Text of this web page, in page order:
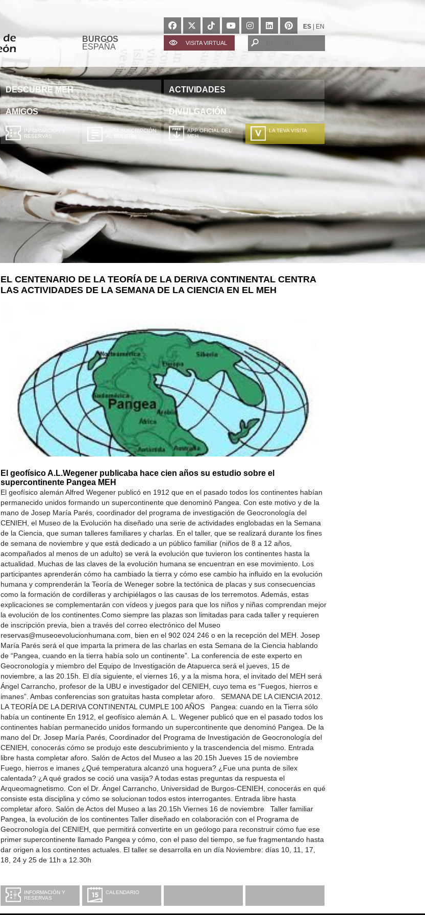
BURGOS
ESPAÑA
ES EN
VISITA VIRTUAL
DESCUBRE MEH ACTIVIDADES
AMIGOS DIVULGACIÓN
INFORMACIÓN Y
RESERVAS
PARA SUSCRIPCIÓN
AL BOLETÍN
APP OFICIAL DEL
MEH
LA TEVA VISITA
A TÚA VISITA
ZURE BISITALDIA
DEIN BESUCH
LA VOSTRA VISITA
A SUA VISITA
EL CENTENARIO DE LA TEORÍA DE LA DERIVA CONTINENTAL CENTRA
LAS ACTIVIDADES DE LA SEMANA DE LA CIENCIA EN EL MEH
El geofísico A.L.Wegener publicaba hace cien años su estudio sobre el
supercontinente Pangea MEH
El geofísico alemán Alfred Wegener publicó en 1912 que en el pasado todos los continentes habían
permanecido unidos formando un supercontinente que denominó Pangea. Con este motivo y de la
mano de Josep María Parés, coordinador del programa de investigación de Geocronología del
CENIEH, el Museo de la Evolución ha diseñado una serie de actividades englobadas en la Semana
de la Ciencia, que suman talleres familiares y charlas. En el taller, que se realizará durante los fines
de semana de noviembre y que está dedicado a un público familiar (niños de 8 a 12 años,
acompañados al menos de un adulto) se verá la evolución que tuvieron los continentes hasta la
actualidad. Muchas de las claves de la evolución humana se encuentran en ese movimiento. Los
participantes aprenderán cómo ha cambiado la tierra y cómo ese cambio ha influido en la evolución
humana y comprenderán la Teoría de Weneger sobre la tectónica de placas y sus consecuencias
como la formación de cordilleras y archipiélagos o las causas de los terremotos. Además, estas
explicaciones se complementarán con vídeos y juegos para que los niños y niñas comprendan mejor
la evolución de los continentes.Como siempre las plazas son limitadas para cada taller y requieren
de inscripción previa, bien a través del correo electrónico del Museo
reservas@museoevolucionhumana.com, bien en el 902 024 246 o en la recepción del MEH. Josep
María Parés será el que imparta la primera de las charlas en esta Semana de la Ciencia hablando
de “Pangea, cuando en la tierra había solo un continente”. La conferencia de este experto en
Geocronología y miembro del Equipo de Investigación de Atapuerca será el jueves, 15 de
noviembre, a las 20.15h. El día siguiente, el viernes 16, y a la misma hora, el invitado del MEH será
Ángel Carrancho, profesor de la UBU e investigador del CENIEH, cuyo tema es “Fuegos, hierros e
imanes”. Ambas conferencias son gratuitas hasta completar aforo. SEMANA DE LA CIENCIA 2012.
LA TEORÍA DE LA DERIVA CONTINENTAL CUMPLE 100 AÑOS Pangea: cuando en la Tierra sólo
había un continente En 1912, el geofísico alemán A. L. Wegener publicó que en el pasado todos los
continentes habían permanecido unidos formando un supercontinente que denominó Pangea. De la
mano del Dr. Josep María Parés, Coordinador del Programa de Investigación de Geocronología del
CENIEH, conocerás cómo se produjo este descubrimiento y la trascendencia del mismo. Entrada
libre hasta completar aforo. Salón de Actos del Museo a las 20.15h Jueves 15 de noviembre
Fuego, hierros e imanes ¿Qué temperatura alcanzó una hoguera? ¿Fue una punta de sílex
calentada? ¿A qué grados se coció una vasija? A todas estas preguntas da respuesta el
Arqueomagnetismo. Con el Dr. Ángel Carrancho, Universidad de Burgos-CENIEH, conocerás en qué
consiste esta disciplina y cómo se solucionan todos estos interrogantes. Entrada libre hasta
completar aforo. Salón de Actos del Museo a las 20.15h Viernes 16 de noviembre Taller familiar
Pangea, la evolución de los continentes Taller diseñado en colaboración con el Programa de
Geocronología del CENIEH, que permitirá convertirte en un geólogo para reconstruir cómo fue ese
primer supercontinente llamado Pangea y cómo, con el paso del tiempo, se fue fragmentando hasta
dar origen a los continentes actuales. El taller se desarrolla en un día Noviembre: días 10, 11, 17,
18, 24 y 25 de 11h a 12.30h
INFORMACIÓN Y
RESERVAS
CALENDARIO